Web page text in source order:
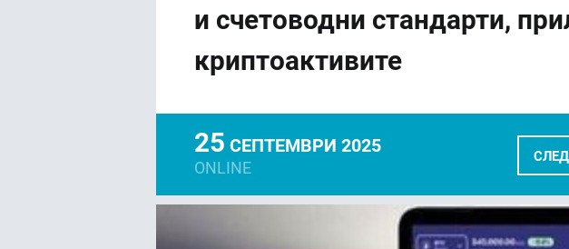
и счетоводни стандарти,
криптоактивите
25 СЕПТЕМВРИ 2025
ONLINE
LINKEDIN TWITTER